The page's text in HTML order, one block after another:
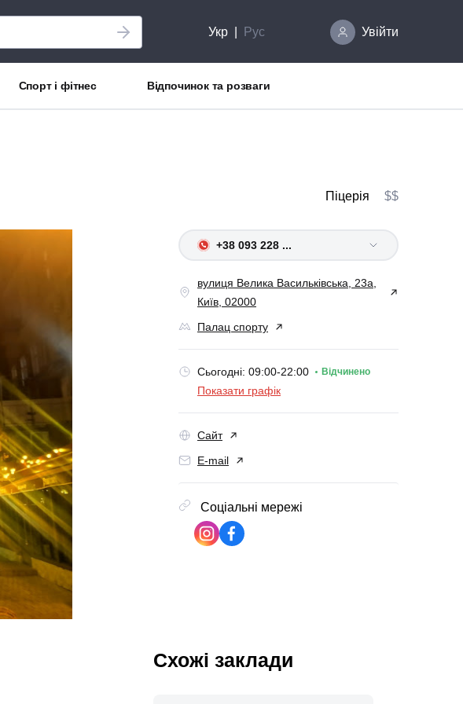
Укр Рус Увійти
Спорт і фітнес Відпочинок та розваги
Піцерія $$
+38 093 228 ...
вулиця Велика Васильківська, 23а,
Київ, 02000
Палац спорту
Сьогодні: 09:00-22:00 Відчинено
Показати графік
Сайт
E-mail
Соціальні мережі
Схожі заклади